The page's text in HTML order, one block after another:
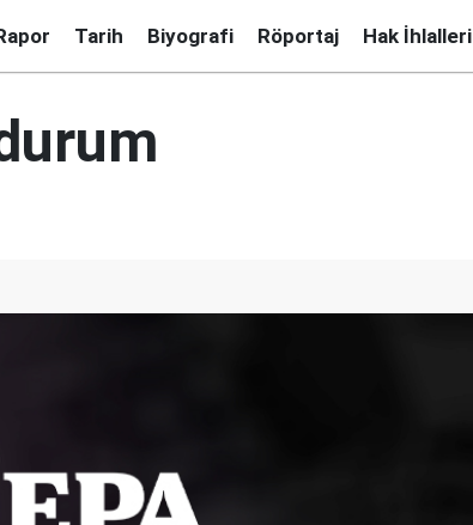
Tarih Biyografi Röportaj Hak İhlalleri